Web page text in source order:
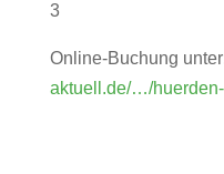
3
Online-Buchung
aktuell.de/…/